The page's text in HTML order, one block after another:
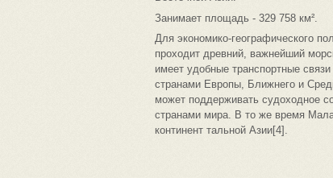
Занимает площадь - 329 758 км².
Для экономико-географического
проходит древний, важнейший
имеет удобные транспортные
странами Европы, Ближнего и
может поддерживать судоходное
странами мира. В то же время
континент тальной Азии[4].